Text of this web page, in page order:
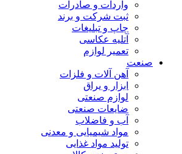
واردات و صادرات
ثبت شرکت و برند
چاپ و تبلیغات
آتلیه عکاسی
تعمیر لوازم
صنعت
آهن آلات و فلزات
ابزار و یراق
لوازم صنعتی
ضایعات صنعتی
آب و فاضلاب
مواد شیمیایی و معدنی
تولید مواد غذایی